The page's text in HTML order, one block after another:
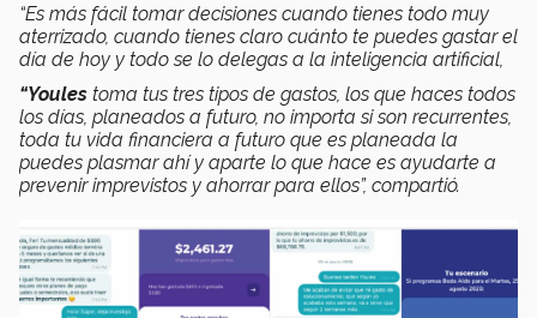
“Es más fácil tomar decisiones cuando tienes todo muy
aterrizado, cuando tienes claro cuánto te puedes gastar el
día de hoy y todo se lo delegas a la inteligencia artificial,
“Youles toma tus tres tipos de gastos, los que haces todos
los días, planeados a futuro, no importa si son recurrentes,
toda tu vida financiera a futuro que es planeada la
puedes plasmar ahí y aparte lo que hace es ayudarte a
prevenir imprevistos y ahorrar para ellos”, compartió.